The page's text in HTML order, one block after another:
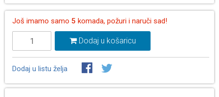
Još imamo samo 5 komada, požuri i naruči sad!
Dodaj u košaricu
Dodaj u listu želja